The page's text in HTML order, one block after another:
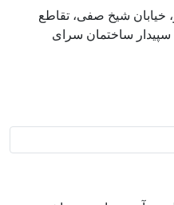
خیابان شیخ صفی، تقاطع
سپیدار ساختمان سرای